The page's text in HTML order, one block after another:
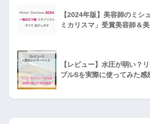
【2024年版】美容師のミシ
ミカリスマ」受賞美容師＆
【レビュー】水圧が弱い？
ブルSを実際に使ってみた感